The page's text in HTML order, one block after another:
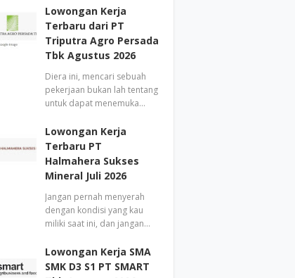
Lowongan Kerja
Terbaru dari PT
Triputra Agro Persada
Tbk Agustus 2026
Diera ini, mencari sebuah
pekerjaan bukan lah tentang
untuk dapat menemuka…
Lowongan Kerja
Terbaru PT
Halmahera Sukses
Mineral Juli 2026
Jangan pernah menyerah
dengan kondisi yang kau
miliki saat ini, dan jangan…
Lowongan Kerja SMA
SMK D3 S1 PT SMART